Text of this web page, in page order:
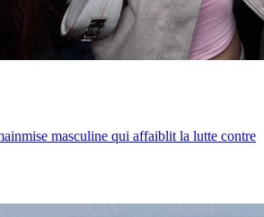
masculine qui affaiblit la lutte contre